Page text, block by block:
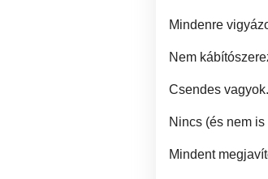
Mindenre
Nem
Csendes vagyok.
Nincs (és nem
Mindent